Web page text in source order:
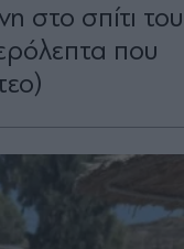
στο σπίτι του
που